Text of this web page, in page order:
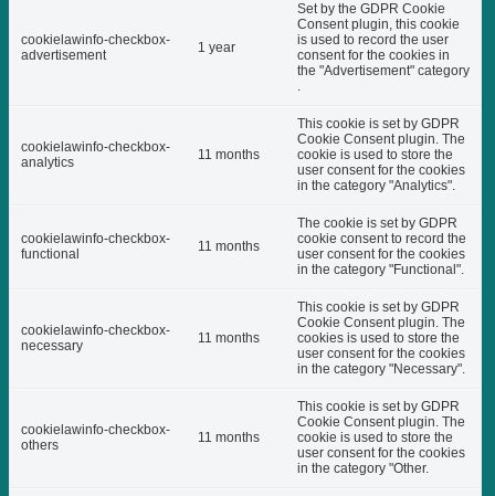
cookielawinfo-checkbox-
advertisement
1 year
Set by the GDPR Cookie
Consent plugin, this cookie
is used to record the user
consent for the cookies in
the "Advertisement" category
.
cookielawinfo-checkbox-
analytics
11 months
This cookie is set by GDPR
Cookie Consent plugin. The
cookie is used to store the
user consent for the cookies
in the category "Analytics".
cookielawinfo-checkbox-
functional
11 months
The cookie is set by GDPR
cookie consent to record the
user consent for the cookies
in the category "Functional".
cookielawinfo-checkbox-
necessary
11 months
This cookie is set by GDPR
Cookie Consent plugin. The
cookies is used to store the
user consent for the cookies
in the category "Necessary".
cookielawinfo-checkbox-
others
11 months
This cookie is set by GDPR
Cookie Consent plugin. The
cookie is used to store the
user consent for the cookies
in the category "Other.